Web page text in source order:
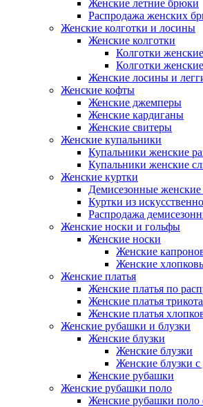
Женские летние брюки
Распродажа женских
Женские колготки и лосины
Женские колготки
Колготки
Колготки
Женские лосины и
Женские кофты
Женские джемперы
Женские кардиганы
Женские свитеры
Женские купальники
Купальники женские
Купальники женские
Женские куртки
Демисезонные женские
Куртки из
Распродажа
Женские носки и гольфы
Женские носки
Женские
Женские
Женские платья
Женские платья по
Женские платья
Женские платья
Женские рубашки и блузки
Женские блузки
Женские блузки
Женские блузки
Женские рубашки
Женские рубашки поло
Женские рубашки